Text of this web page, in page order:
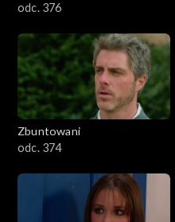
odc. 376
Zbuntowani
odc. 374